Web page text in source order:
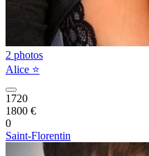
2 photos
Alice ⭐️
1720
1800 €
0
Saint-Florentin